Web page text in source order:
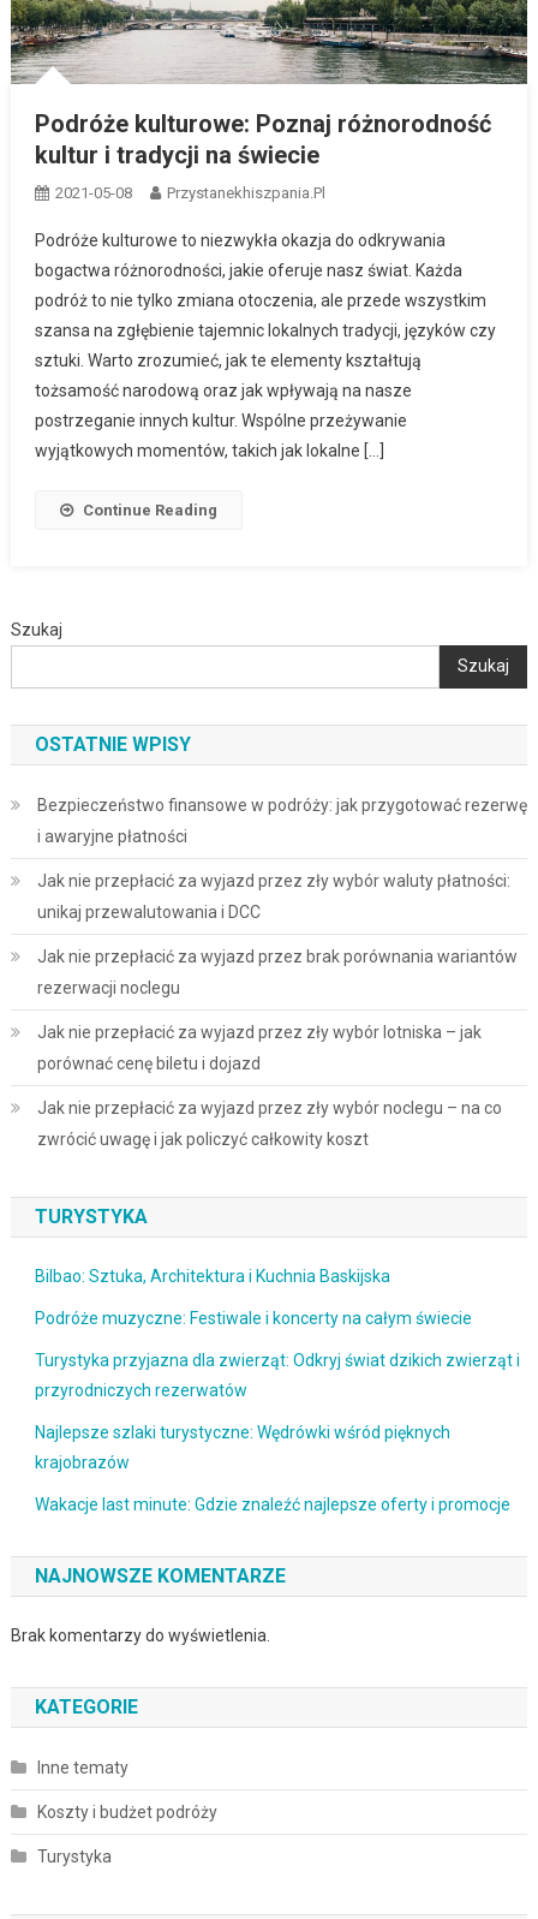
Podróże kulturowe: Poznaj różnorodność
kultur i tradycji na świecie
2021-05-08 Przystanekhiszpania.pl
Podróże kulturowe to niezwykła okazja do odkrywania
bogactwa różnorodności, jakie oferuje nasz świat. Każda
podróż to nie tylko zmiana otoczenia, ale przede wszystkim
szansa na zgłębienie tajemnic lokalnych tradycji, języków czy
sztuki. Warto zrozumieć, jak te elementy kształtują
tożsamość narodową oraz jak wpływają na nasze
postrzeganie innych kultur. Wspólne przeżywanie
wyjątkowych momentów, takich jak lokalne […]
Continue Reading
Szukaj
Szukaj
OSTATNIE WPISY
Bezpieczeństwo finansowe w podróży: jak przygotować rezerwę
i awaryjne płatności
Jak nie przepłacić za wyjazd przez zły wybór waluty płatności:
unikaj przewalutowania i DCC
Jak nie przepłacić za wyjazd przez brak porównania wariantów
rezerwacji noclegu
Jak nie przepłacić za wyjazd przez zły wybór lotniska – jak
porównać cenę biletu i dojazd
Jak nie przepłacić za wyjazd przez zły wybór noclegu – na co
zwrócić uwagę i jak policzyć całkowity koszt
TURYSTYKA
Bilbao: Sztuka, Architektura i Kuchnia Baskijska
Podróże muzyczne: Festiwale i koncerty na całym świecie
Turystyka przyjazna dla zwierząt: Odkryj świat dzikich zwierząt i
przyrodniczych rezerwatów
Najlepsze szlaki turystyczne: Wędrówki wśród pięknych
krajobrazów
Wakacje last minute: Gdzie znaleźć najlepsze oferty i promocje
NAJNOWSZE KOMENTARZE
Brak komentarzy do wyświetlenia.
KATEGORIE
Inne tematy
Koszty i budżet podróży
Turystyka